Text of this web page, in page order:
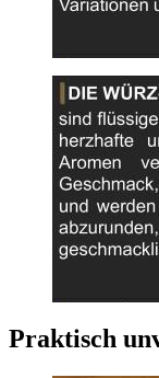
Praktisch